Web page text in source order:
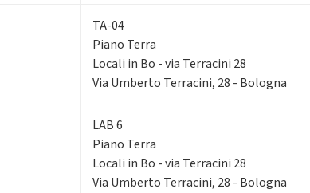
TA-04
Piano Terra
Locali in Bo - via Terracini 28
Via Umberto Terracini, 28 - Bologna
LAB 6
Piano Terra
Locali in Bo - via Terracini 28
Via Umberto Terracini, 28 - Bologna